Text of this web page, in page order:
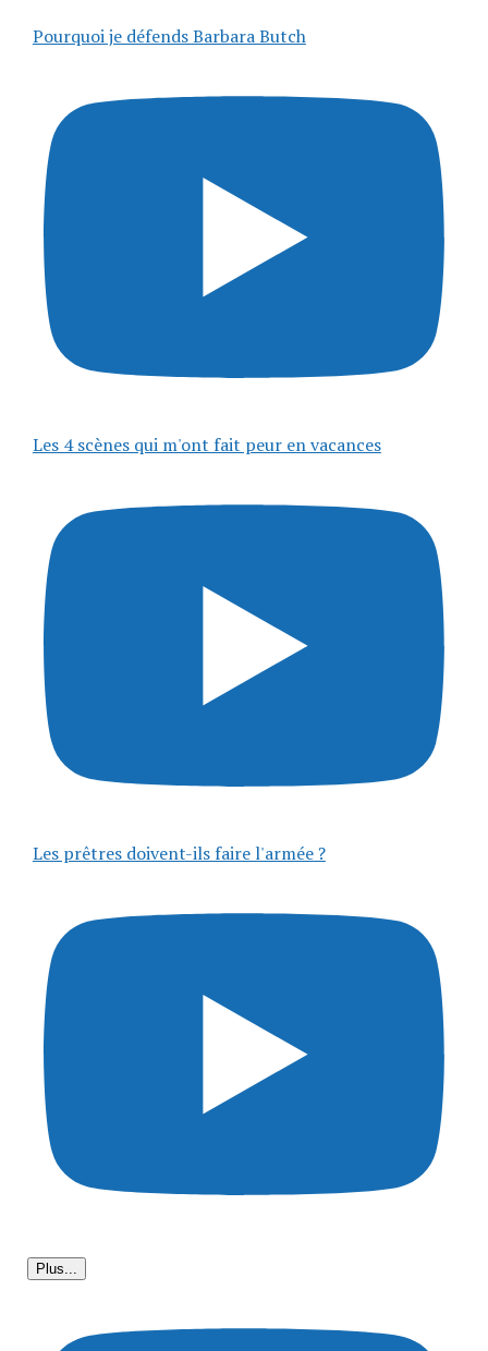
Pourquoi je défends Barbara Butch
Les 4 scènes qui m'ont fait peur en vacances
Les prêtres doivent-ils faire l'armée ?
Plus...